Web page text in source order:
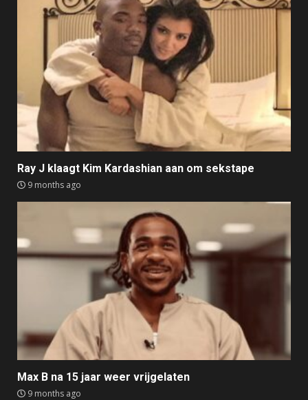
Ray J klaagt Kim Kardashian aan om sekstape
9 months ago
Max B na 15 jaar weer vrijgelaten
9 months ago